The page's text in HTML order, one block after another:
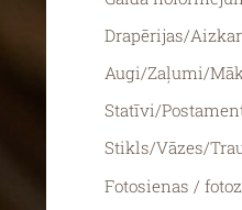
Drapērijas/
Augi/Zaļumi/
Statīvi/
Stikls/Vāzes/
Fotosienas /